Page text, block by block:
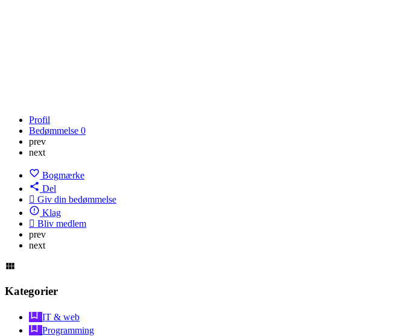
Profil
Bedømmelse 0
prev
next
Bogmærke
Del
Giv din bedømmelse
Klag
Bliv medlem
prev
next
Kategorier
IT & web
Programming